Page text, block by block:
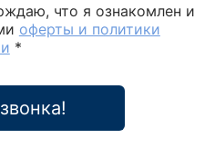
что я ознакомлен и
оферты и политики
*